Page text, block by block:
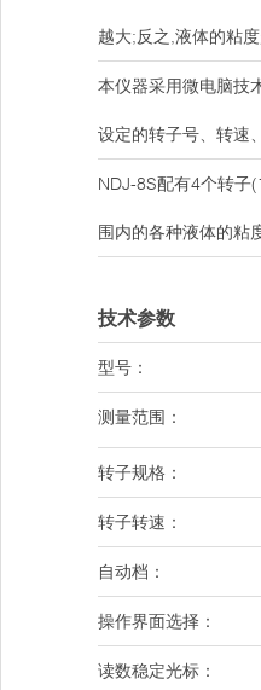
越大;反之,液体的粘
本仪器采用微电脑技
设定的转子号、转速
NDJ-8S配有4个转子
围内的各种液体的粘度
技术参数
型号：
测量范围：
转子规格：
转子转速：
自动档：
操作界面选择：
读数稳定光标：